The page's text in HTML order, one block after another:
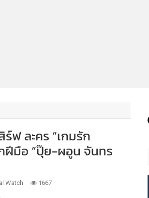
ร์ฟ ละคร “เกมรัก
ฝีมือ “ปุ๊ย-ผอูน จันทร
Watch 1667